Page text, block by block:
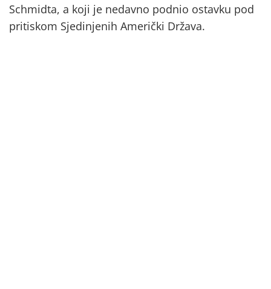
Schmidta, a koji je nedavno podnio ostavku pod
pritiskom Sjedinjenih Američki Država.